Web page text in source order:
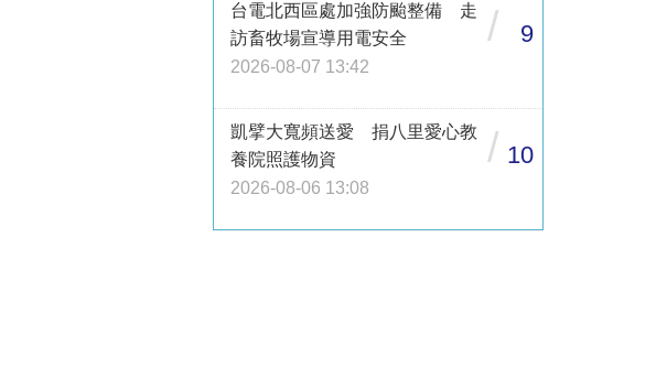
台電北西區處加強防颱整備 走
訪畜牧場宣導用電安全
2026-08-07 13:42
/ 9
凱擘大寬頻送愛 捐八里愛心教
養院照護物資
2026-08-06 13:08
/ 10